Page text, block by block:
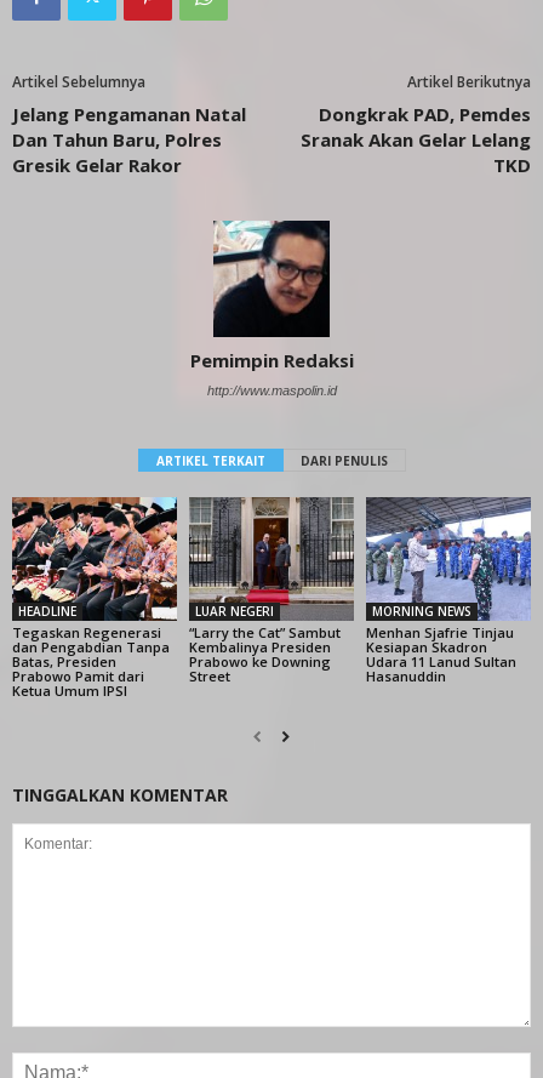
Artikel Sebelumnya
Jelang Pengamanan Natal
Dan Tahun Baru, Polres
Gresik Gelar Rakor
Artikel Berikutnya
Dongkrak PAD, Pemdes
Sranak Akan Gelar Lelang
TKD
Pemimpin Redaksi
http://www.maspolin.id
ARTIKEL TERKAIT DARI PENULIS
HEADLINE
Tegaskan Regenerasi
dan Pengabdian Tanpa
Batas, Presiden
Prabowo Pamit dari
Ketua Umum IPSI
LUAR NEGERI
“Larry the Cat” Sambut
Kembalinya Presiden
Prabowo ke Downing
Street
MORNING NEWS
Menhan Sjafrie Tinjau
Kesiapan Skadron
Udara 11 Lanud Sultan
Hasanuddin
TINGGALKAN KOMENTAR